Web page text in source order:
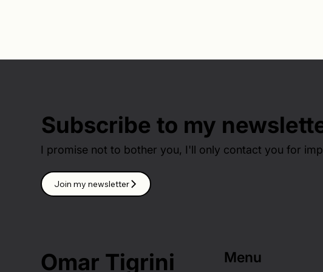
Subscribe to my
I promise not to bother you, I'll only contact you for
Join my newsletter
Omar Tigrini Menu